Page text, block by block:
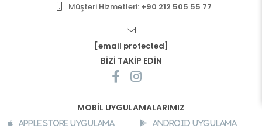
Müşteri Hizmetleri: +90 212 505 55 77
[email protected]
BİZİ TAKİP EDİN
MOBİL UYGULAMALARIMIZ
Apple Store Uygulama Android Uygulama